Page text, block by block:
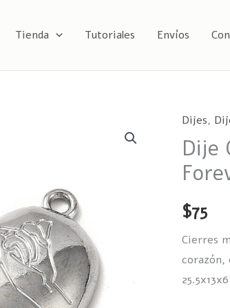
Tienda Tutoriales Envíos
Dijes,
Dije
$75
Cierres
corazón,